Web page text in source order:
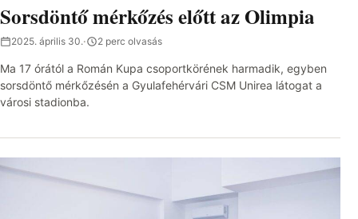
Sorsdöntő mérkőzés előtt az Olimpia
2025. április 30.· 2 perc olvasás
Ma 17 órától a Román Kupa csoportkörének harmadik, egyben
sorsdöntő mérkőzésén a Gyulafehérvári CSM Unirea látogat a
városi stadionba.